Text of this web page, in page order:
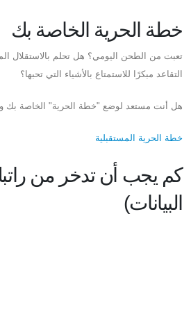
خطة الحرية الخاصة بك
تعبت من الطحن اليومي؟ هل تحلم بالاستقلال
التقاعد مبكرًا للاستمتاع بالأشياء التي تحبها؟
هل أنت مستعد لوضع "خطة الحرية" الخاصة بك
خطة الحرية المستقبلية
كم يجب أن تدخر من
البيانات)